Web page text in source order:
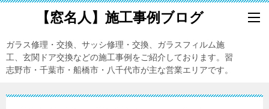
【窓名人】施工事例ブログ
ガラス修理・交換、サッシ修理・交換、ガラスフィルム施
工、玄関ドア交換などの施工事例をご紹介しております。習
志野市・千葉市・船橋市・八千代市が主な営業エリアです。